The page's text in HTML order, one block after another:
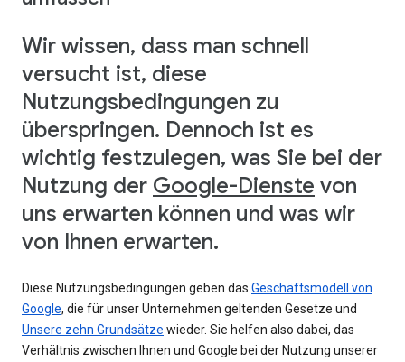
Wir wissen, dass man schnell
versucht ist, diese
Nutzungsbedingungen zu
überspringen. Dennoch ist es
wichtig festzulegen, was Sie bei der
Nutzung der Google-Dienste von
uns erwarten können und was wir
von Ihnen erwarten.
Diese Nutzungsbedingungen geben das Geschäftsmodell von
Google, die für unser Unternehmen geltenden Gesetze und
Unsere zehn Grundsätze wieder. Sie helfen also dabei, das
Verhältnis zwischen Ihnen und Google bei der Nutzung unserer